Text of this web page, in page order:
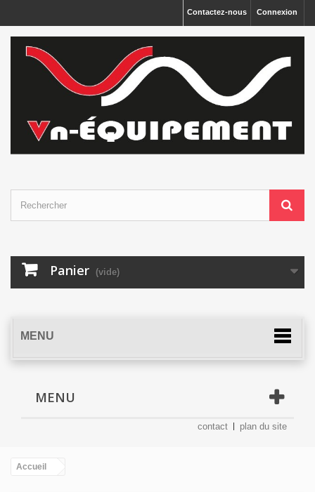
Connexion
Contactez-nous
Panier (vide)
MENU
MENU
contact plan du site
Accueil